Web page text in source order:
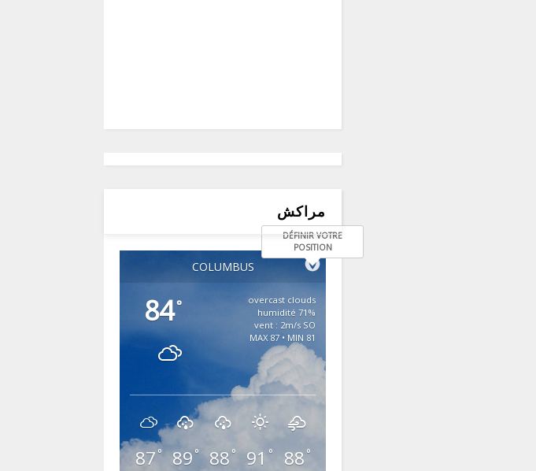
مراكش
COLUMBUS
DÉFINIR VOTRE
POSITION
84°
overcast clouds
71% humidité
vent : 2m/s SO
MAX 87 • MIN 81
87 ° 89 ° 88 ° 91 ° 88 °